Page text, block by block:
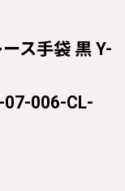
ス手袋 黒 Y-
006-CL-